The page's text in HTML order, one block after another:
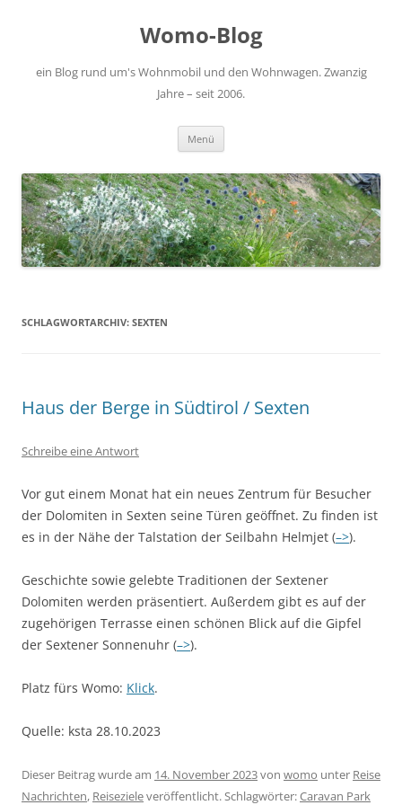
Womo-Blog
ein Blog rund um's Wohnmobil und den Wohnwagen. Zwanzig
Jahre – seit 2006.
Menü
SCHLAGWORTARCHIV: SEXTEN
Haus der Berge in Südtirol / Sexten
Schreibe eine Antwort
Vor gut einem Monat hat ein neues Zentrum für Besucher
der Dolomiten in Sexten seine Türen geöffnet. Zu finden ist
es in der Nähe der Talstation der Seilbahn Helmjet (–>).
Geschichte sowie gelebte Traditionen der Sextener
Dolomiten werden präsentiert. Außerdem gibt es auf der
zugehörigen Terrasse einen schönen Blick auf die Gipfel
der Sextener Sonnenuhr (–>).
Platz fürs Womo: Klick.
Quelle: ksta 28.10.2023
Dieser Beitrag wurde am 14. November 2023von womo unter Reise
Nachrichten, Reisezieleveröffentlicht. Schlagwörter:Caravan Park